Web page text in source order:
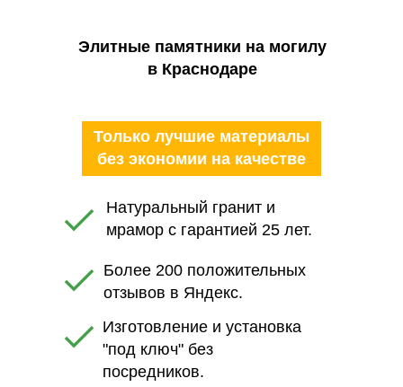
Элитные памятники на могилу
в Краснодаре
Натуральный гранит и
мрамор с гарантией 25 лет.
Более 200 положительных
отзывов в Яндекс.
Изготовление и установка
"под ключ" без
посредников.
Только лучшие материалы
без экономии на качестве